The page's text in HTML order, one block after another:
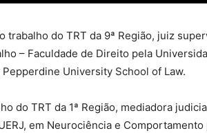
trabalho do TRT da 9ª Região, juiz
– Faculdade de Direito pela
University School of Law.
do TRT da 1ª Região, mediadora
em Neurociência e